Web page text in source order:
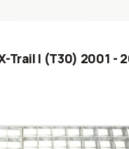
Trail I (T30) 2001 -